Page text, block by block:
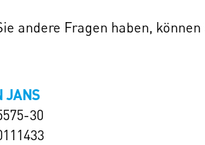
andere Fragen haben,
JANS
30